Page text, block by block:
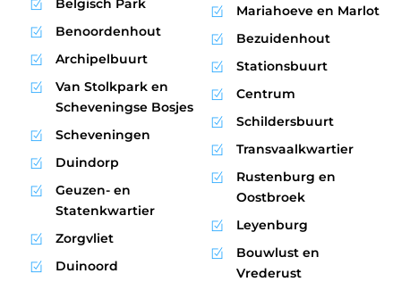
Belgisch Park
Benoordenhout
Archipelbuurt
Van Stolkpark en
Scheveningse Bosjes
Scheveningen
Duindorp
Geuzen- en
Statenkwartier
Zorgvliet
Duinoord
Mariahoeve en Marlot
Bezuidenhout
Stationsbuurt
Centrum
Schildersbuurt
Transvaalkwartier
Rustenburg en
Oostbroek
Leyenburg
Bouwlust en
Vrederust